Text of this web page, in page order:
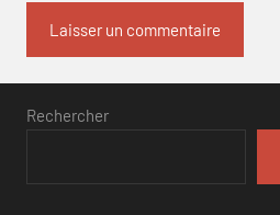
Rechercher